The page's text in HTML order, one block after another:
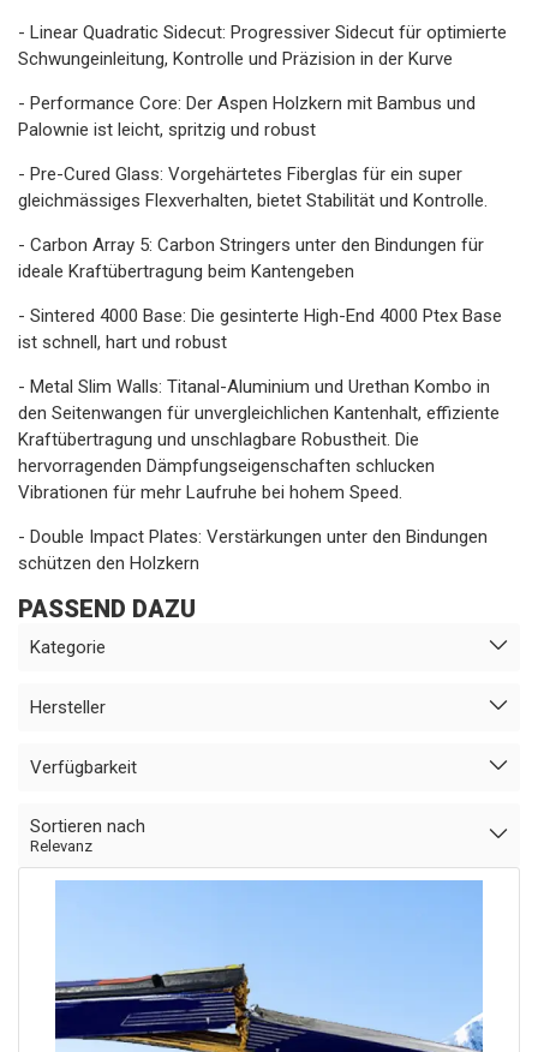
- Linear Quadratic Sidecut: Progressiver Sidecut für optimierte
Schwungeinleitung, Kontrolle und Präzision in der Kurve
- Performance Core: Der Aspen Holzkern mit Bambus und
Palownie ist leicht, spritzig und robust
- Pre-Cured Glass: Vorgehärtetes Fiberglas für ein super
gleichmässiges Flexverhalten, bietet Stabilität und Kontrolle.
- Carbon Array 5: Carbon Stringers unter den Bindungen für
ideale Kraftübertragung beim Kantengeben
- Sintered 4000 Base: Die gesinterte High-End 4000 Ptex Base
ist schnell, hart und robust
- Metal Slim Walls: Titanal-Aluminium und Urethan Kombo in
den Seitenwangen für unvergleichlichen Kantenhalt, effiziente
Kraftübertragung und unschlagbare Robustheit. Die
hervorragenden Dämpfungseigenschaften schlucken
Vibrationen für mehr Laufruhe bei hohem Speed.
- Double Impact Plates: Verstärkungen unter den Bindungen
schützen den Holzkern
PASSEND DAZU
Kategorie
Hersteller
Verfügbarkeit
Sortieren nach
Relevanz